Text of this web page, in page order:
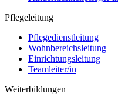
Pflegeleitung
Pflegedienstleitung
Wohnbereichsleitung
Einrichtungsleitung
Teamleiter/in
Weiterbildungen